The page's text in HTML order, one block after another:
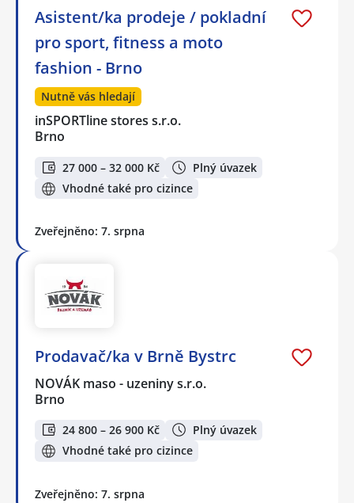
Asistent/ka prodeje / pokladní
pro sport, fitness a moto
fashion - Brno
Nutně vás hledají
inSPORTline stores s.r.o.
Brno
27 000 – 32 000 Kč
Plný úvazek
Vhodné také pro cizince
Zveřejněno: 7. srpna
Prodavač/ka v Brně Bystrc
NOVÁK maso - uzeniny s.r.o.
Brno
24 800 – 26 900 Kč
Plný úvazek
Vhodné také pro cizince
Zveřejněno: 7. srpna